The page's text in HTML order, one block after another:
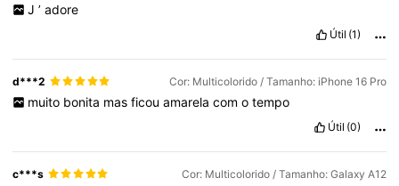
J ’ adore
Útil (1)
d***2 Cor: Multicolorido / Tamanho: iPhone 16 Pro
muito bonita mas ficou amarela com o tempo
Útil (0)
c***s Cor: Multicolorido / Tamanho: Galaxy A12